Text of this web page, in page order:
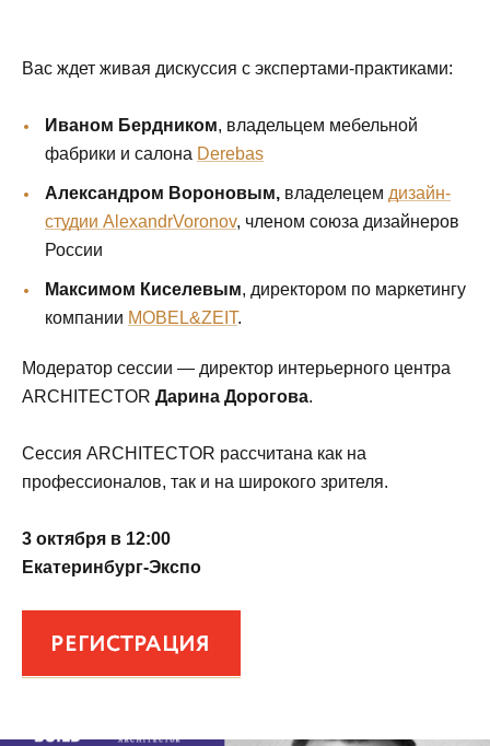
Вас ждет живая дискуссия с экспертами-практиками:
Иваном Бердником, владельцем мебельной
фабрики и салона Derebas
Александром Вороновым, владелецем дизайн-
студии AlexandrVoronov, членом союза дизайнеров
России
Максимом Киселевым, директором по маркетингу
компании MOBEL&ZEIT.
Модератор сессии — директор интерьерного центра
ARCHITECTOR Дарина Дорогова.
Сессия ARCHITECTOR рассчитана как на
профессионалов, так и на широкого зрителя.
3 октября в 12:00
Екатеринбург-Экспо